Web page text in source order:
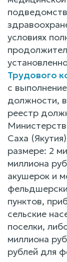
условиях
Трудового
с
должности,
реестр
Саха
размере: 2
миллиона
акушерок и
пунктов,
сельские
поселки,
миллиона
рублей для